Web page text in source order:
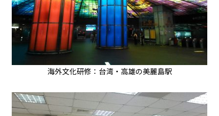
海外文化研修：台湾・高雄の美麗島駅